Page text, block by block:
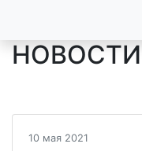
НОВОСТИ
10 мая 2021